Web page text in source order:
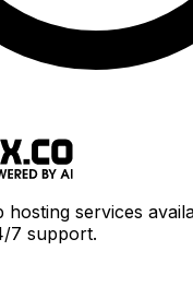
hosting services
7 support.